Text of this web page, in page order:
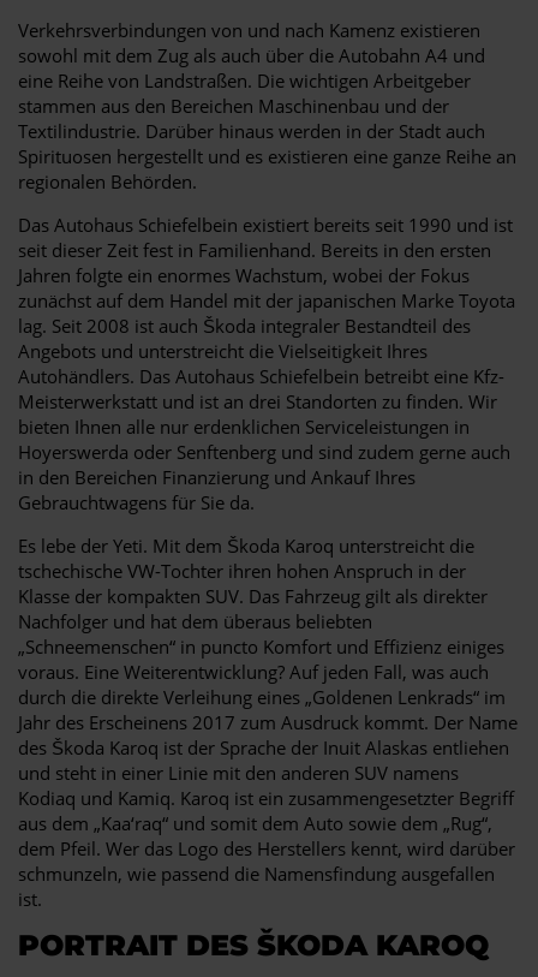
Verkehrsverbindungen von und nach Kamenz existieren
sowohl mit dem Zug als auch über die Autobahn A4 und
eine Reihe von Landstraßen. Die wichtigen Arbeitgeber
stammen aus den Bereichen Maschinenbau und der
Textilindustrie. Darüber hinaus werden in der Stadt auch
Spirituosen hergestellt und es existieren eine ganze Reihe an
regionalen Behörden.
Das Autohaus Schiefelbein existiert bereits seit 1990 und ist
seit dieser Zeit fest in Familienhand. Bereits in den ersten
Jahren folgte ein enormes Wachstum, wobei der Fokus
zunächst auf dem Handel mit der japanischen Marke Toyota
lag. Seit 2008 ist auch Škoda integraler Bestandteil des
Angebots und unterstreicht die Vielseitigkeit Ihres
Autohändlers. Das Autohaus Schiefelbein betreibt eine Kfz-
Meisterwerkstatt und ist an drei Standorten zu finden. Wir
bieten Ihnen alle nur erdenklichen Serviceleistungen in
Hoyerswerda oder Senftenberg und sind zudem gerne auch
in den Bereichen Finanzierung und Ankauf Ihres
Gebrauchtwagens für Sie da.
Es lebe der Yeti. Mit dem Škoda Karoq unterstreicht die
tschechische VW-Tochter ihren hohen Anspruch in der
Klasse der kompakten SUV. Das Fahrzeug gilt als direkter
Nachfolger und hat dem überaus beliebten
„Schneemenschen“ in puncto Komfort und Effizienz einiges
voraus. Eine Weiterentwicklung? Auf jeden Fall, was auch
durch die direkte Verleihung eines „Goldenen Lenkrads“ im
Jahr des Erscheinens 2017 zum Ausdruck kommt. Der Name
des Škoda Karoq ist der Sprache der Inuit Alaskas entliehen
und steht in einer Linie mit den anderen SUV namens
Kodiaq und Kamiq. Karoq ist ein zusammengesetzter Begriff
aus dem „Kaa‘raq“ und somit dem Auto sowie dem „Rug“,
dem Pfeil. Wer das Logo des Herstellers kennt, wird darüber
schmunzeln, wie passend die Namensfindung ausgefallen
ist.
PORTRAIT DES ŠKODA KAROQ